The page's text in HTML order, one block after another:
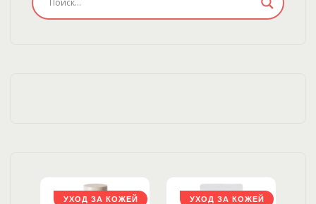
УХОД ЗА КОЖЕЙ УХОД ЗА КОЖЕЙ